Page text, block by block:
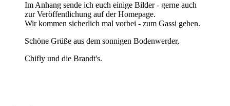
Im Anhang sende ich euch einige Bilder - gerne auch
zur Veröffentlichung auf der Homepage.
Wir kommen sicherlich mal vorbei - zum Gassi gehen.
Schöne Grüße aus dem sonnigen Bodenwerder,
Chifly und die Brandt's.